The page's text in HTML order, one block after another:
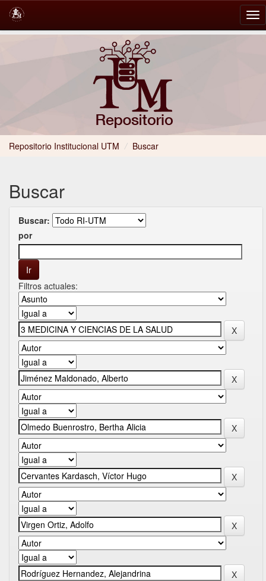
Repositorio Institucional UTM / Buscar
Buscar
Buscar:
por
Filtros actuales: